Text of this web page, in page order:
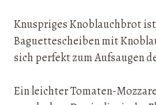
Knuspriges Knoblauchbrot
Baguettescheiben mit
sich perfekt zum Aufsaugen
Ein leichter Tomaten-